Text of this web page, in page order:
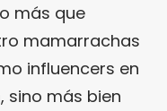
más que
mamarrachas
influencers en
, sino más bien